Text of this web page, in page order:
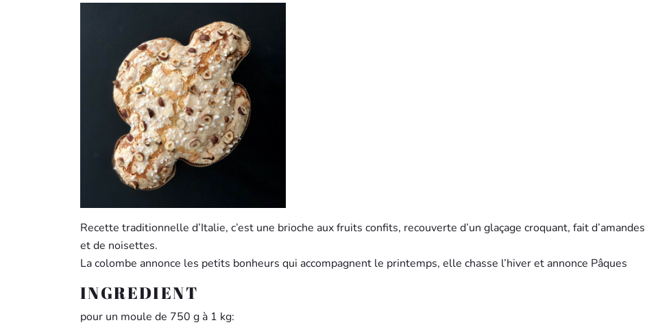
Recette traditionnelle d’Italie, c’est une brioche aux fruits confits, recouverte d’un glaçage croquant, fait d’amandes
et de noisettes.
La colombe annonce les petits bonheurs qui accompagnent le printemps, elle chasse l’hiver et annonce Pâques
INGREDIENT
pour un moule de 750 g à 1 kg: